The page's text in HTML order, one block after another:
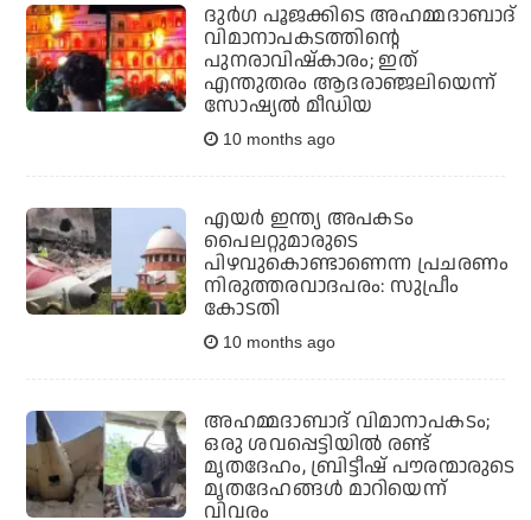
ദുര്‍ഗ പൂജക്കിടെ അഹമ്മദാബാദ്
വിമാനാപകടത്തിന്റെ
പുനരാവിഷ്‌കാരം; ഇത്
എന്തുതരം ആദരാഞ്ജലിയെന്ന്
സോഷ്യല്‍ മീഡിയ
10 months ago
എയർ ഇന്ത്യ അപകടം
പൈലറ്റുമാരുടെ
പിഴവുകൊണ്ടാണെന്ന പ്രചരണം
നിരുത്തരവാദപരം: സുപ്രീം
കോടതി
10 months ago
അഹമ്മദാബാദ് വിമാനാപകടം;
ഒരു ശവപ്പെട്ടിയില്‍ രണ്ട്
മൃതദേഹം, ബ്രിട്ടീഷ് പൗരന്മാരുടെ
മൃതദേഹങ്ങള്‍ മാറിയെന്ന്
വിവരം